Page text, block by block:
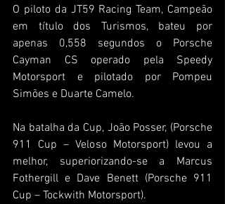
O piloto da JT59 Racing Team, Campeão
em título dos Turismos, bateu por
apenas 0,558 segundos o Porsche
Cayman CS operado pela Speedy
Motorsport e pilotado por Pompeu
Simões e Duarte Camelo.
Na batalha da Cup, João Posser, (Porsche
911 Cup – Veloso Motorsport) levou a
melhor, superiorizando-se a Marcus
Fothergill e Dave Benett (Porsche 911
Cup – Tockwith Motorsport).